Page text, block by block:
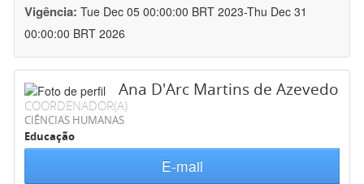
Vigência: Tue Dec 05 00:00:00 BRT 2023-Thu Dec 31
00:00:00 BRT 2026
Ana D'Arc Martins de Azevedo
COORDENADOR(A)
CIÊNCIAS HUMANAS
Educação
E-mail